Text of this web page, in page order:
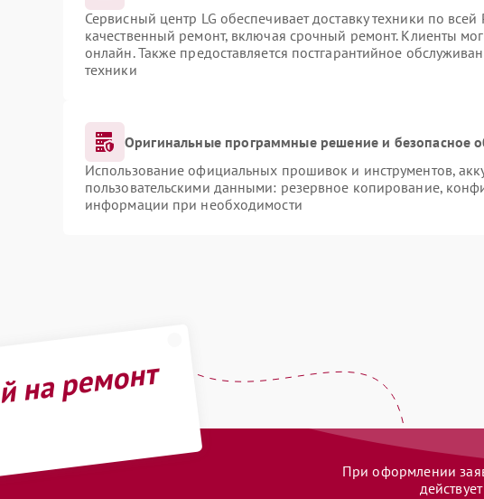
Сервисный центр LG обеспечивает доставку техники по
качественный ремонт, включая срочный ремонт. Клиенты
онлайн. Также предоставляется постгарантийное
техники
Оригинальные программные решение и безопасное
Использование официальных прошивок и инструментов,
пользовательскими данными: резервное копирование,
информации при необходимости
на ремонт
При оформлении